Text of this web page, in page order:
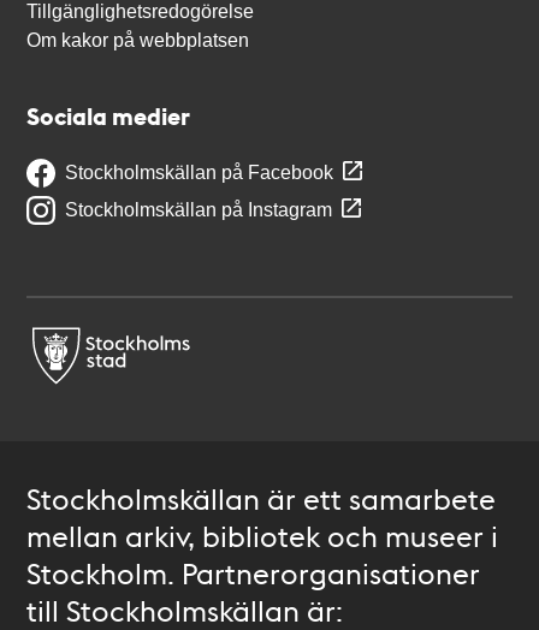
Tillgänglighetsredogörelse
Om kakor på webbplatsen
Sociala medier
Stockholmskällan på Facebook
Stockholmskällan på Instagram
Stockholmskällan är ett samarbete
mellan arkiv, bibliotek och museer i
Stockholm. Partnerorganisationer
till Stockholmskällan är: